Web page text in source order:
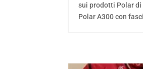
sui prodotti Polar
Polar A300 con